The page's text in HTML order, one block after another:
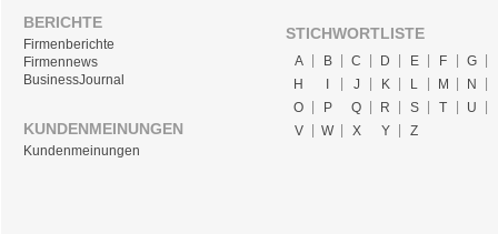
BERICHTE
Firmenberichte
Firmennews
BusinessJournal
KUNDENMEINUNGEN
Kundenmeinungen
STICHWORTLISTE
A B C D E F
G
H
J K L M
N
O
P Q R S T
U
V
W X Y Z